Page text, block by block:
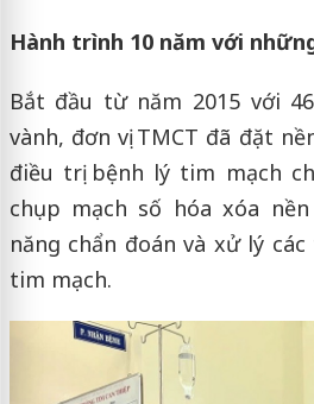
Hành trình 10 năm với
Bắt đầu từ năm 2015 với
vành, đơn vị TMCT đã đặt
điều trị bệnh lý tim mạch
chụp mạch số hóa xóa
năng chẩn đoán và xử lý
tim mạch.